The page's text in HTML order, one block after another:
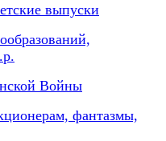
выпуски
Войны
фантазмы,